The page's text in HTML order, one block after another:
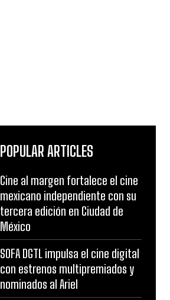
POPULAR ARTICLES
Cine al margen fortalece el cine
mexicano independiente con su
tercera edición en Ciudad de
México
SOFA DGTL impulsa el cine digital
con estrenos multipremiados y
nominados al Ariel